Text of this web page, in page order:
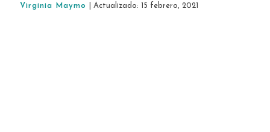
Virginia Maymo | Actualizado: 15 febrero, 2021